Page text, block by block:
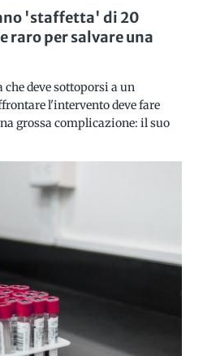
'staffetta' di 20
raro per salvare una
deve sottoporsi a un
l'intervento deve fare
grossa complicazione: il suo